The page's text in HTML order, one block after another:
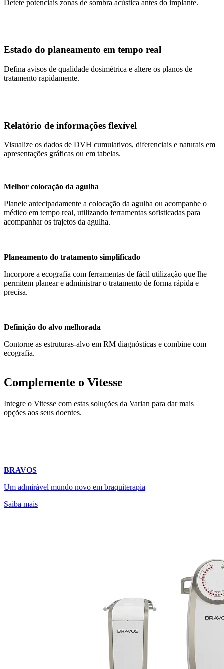
Detete potenciais zonas de sombra acústica antes do implante.
Estado do planeamento em tempo real
Defina avisos de qualidade dosimétrica e altere os planos de
tratamento rapidamente.
Relatório de informações flexível
Visualize os dados de DVH cumulativos, diferenciais e naturais em
apresentações gráficas ou em tabelas.
Melhor colocação da agulha
Planeie antecipadamente a colocação da agulha ou acompanhe o
médico em tempo real, utilizando ferramentas sofisticadas para
acompanhar os trajetos da agulha.
Planeamento do tratamento simplificado
Incorpore a ecografia com ferramentas de fácil utilização que lhe
permitem planear e administrar o tratamento de forma rápida e
precisa.
Definição do alvo melhorada
Contorne as estruturas-alvo em RM diagnósticas e combine com
ecografia.
Complemente o Vitesse
Integre o Vitesse com estas soluções da Varian para dar mais
opções aos seus doentes.
BRAVOS
Um admirável mundo novo em braquiterapia
Saiba mais